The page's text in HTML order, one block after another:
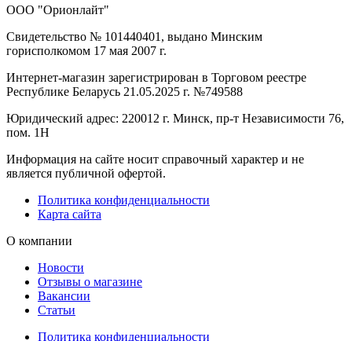
ООО "Орионлайт"
Свидетельство № 101440401, выдано Минским
горисполкомом 17 мая 2007 г.
Интернет-магазин зарегистрирован в Торговом реестре
Республике Беларусь 21.05.2025 г. №749588
Юридический адрес: 220012 г. Минск, пр-т Независимости 76,
пом. 1Н
Информация на сайте носит справочный характер и не
является публичной офертой.
Политика конфиденциальности
Карта сайта
О компании
Новости
Отзывы о магазине
Вакансии
Статьи
Политика конфиденциальности